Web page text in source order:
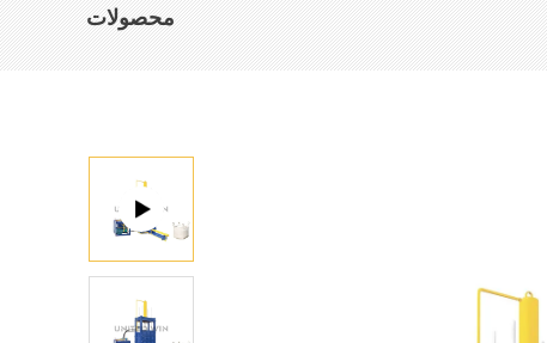
محصولات